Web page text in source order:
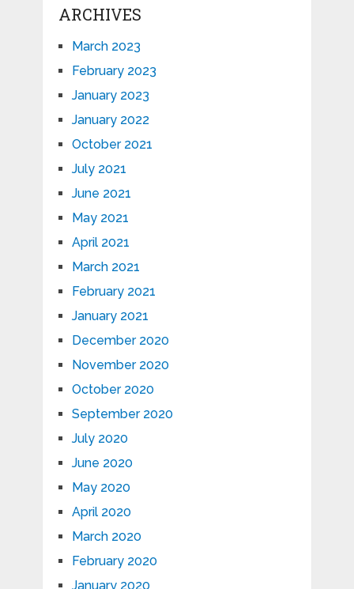
ARCHIVES
March 2023
February 2023
January 2023
January 2022
October 2021
July 2021
June 2021
May 2021
April 2021
March 2021
February 2021
January 2021
December 2020
November 2020
October 2020
September 2020
July 2020
June 2020
May 2020
April 2020
March 2020
February 2020
January 2020